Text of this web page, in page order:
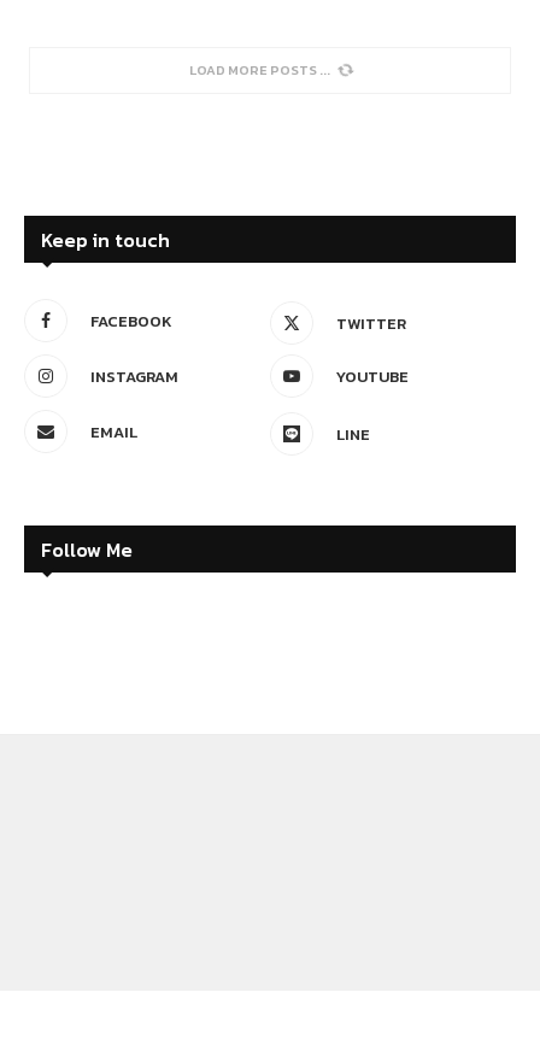
LOAD MORE POSTS
Keep in touch
FACEBOOK TWITTER
INSTAGRAM YOUTUBE
EMAIL LINE
Follow Me